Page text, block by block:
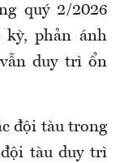
quý 2/2026
kỳ, phản ánh
duy trì ổn
đội tàu trong
tàu duy trì